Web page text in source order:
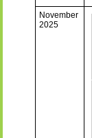
November
2025